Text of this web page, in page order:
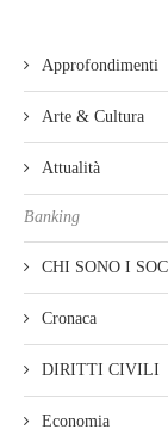
Approfondimenti
Arte & Cultura
Attualità
Banking
CHI SONO I
Cronaca
DIRITTI CIVILI
Economia